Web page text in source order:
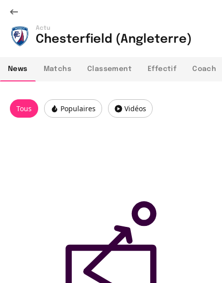
Actu
Chesterfield (Angleterre)
News Matchs Classement Effectif Coach
Tous Populaires Vidéos